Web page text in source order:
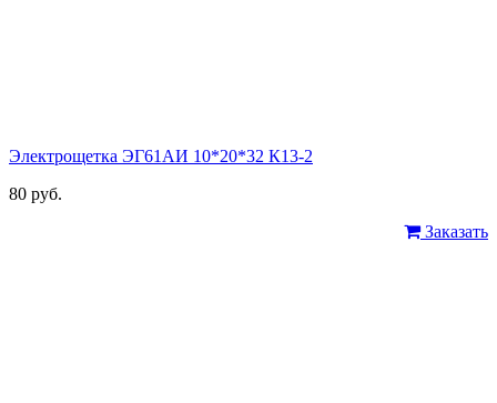
Электрощетка ЭГ61АИ 10*20*32 К13-2
80 руб.
Заказать